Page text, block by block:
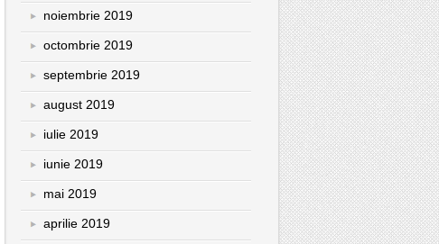
noiembrie 2019
octombrie 2019
septembrie 2019
august 2019
iulie 2019
iunie 2019
mai 2019
aprilie 2019